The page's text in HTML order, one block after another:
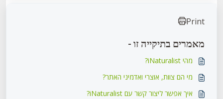
Print
מאמרים בתיקייה זו -
מהי iNaturalist?
מי הם צוות, אוצרי ואדמיני האתר?
איך אפשר ליצור קשר עם iNaturalist?